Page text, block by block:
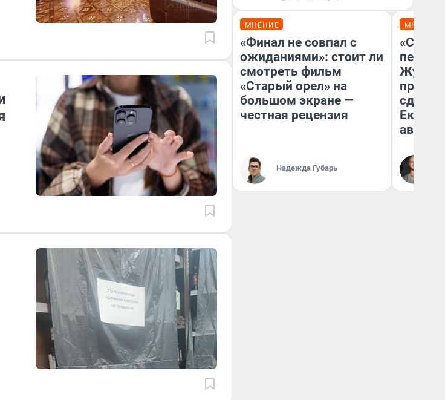
МНЕНИЕ
«Финал не совпал с
ожиданиями»: стоит ли
смотреть фильм
«Старый орел» на
большом экране —
честная рецензия
Надежда Губарь
МНЕНИЕ
августа